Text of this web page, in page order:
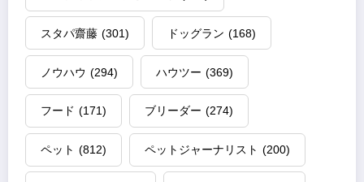
り
スタパ齋藤 (301) ドッグラン (168)
ノウハウ (294) ハウツー (369)
フード (171) ブリーダー (274)
ペット (812) ペットジャーナリスト (200)